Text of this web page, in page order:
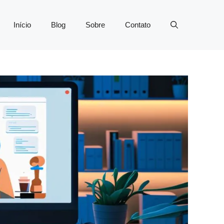
Início Blog Sobre Contato